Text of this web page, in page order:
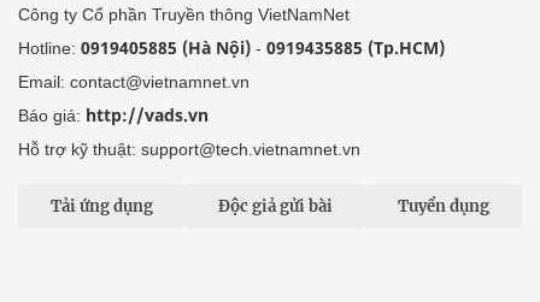
Công ty Cổ phần Truyền thông VietNamNet
Hotline: 0919405885 (Hà Nội) - 0919435885 (Tp.HCM)
Email: contact@vietnamnet.vn
Báo giá: http://vads.vn
Hỗ trợ kỹ thuật: support@tech.vietnamnet.vn
Tải ứng dụng Độc giả gửi bài Tuyển dụng